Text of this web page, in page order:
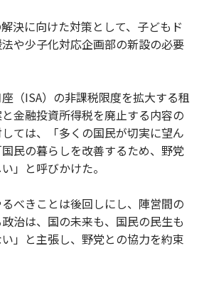
決に向けた対策として、子どもド
や少子化対応企画部の新設の必要
（ISA）の非課税限度を拡大する租
金融投資所得税を廃止する内容の
ては、「多くの国民が切実に望ん
民の暮らしを改善するため、野党
」と呼びかけた。
べきことは後回しにし、陣営間の
治は、国の未来も、国民の民生も
」と主張し、野党との協力を約束